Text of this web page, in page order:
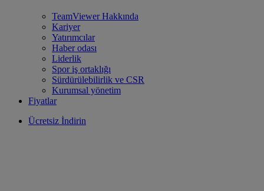
TeamViewer Hakkında
Kariyer
Yatırımcılar
Haber odası
Liderlik
Spor iş ortaklığı
Sürdürülebilirlik ve CSR
Kurumsal yönetim
Fiyatlar
Ücretsiz İndirin